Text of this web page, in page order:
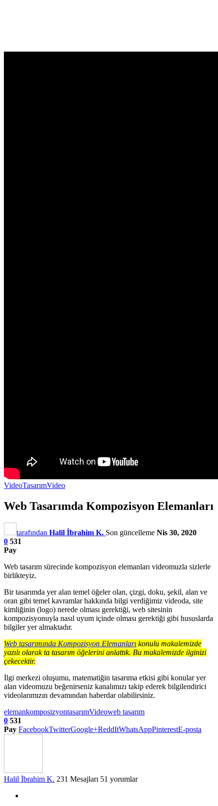
VideoTasarımVideo
Web Tasarımda Kompozisyon Elemanları
tarafından Halil İbrahim K. Son güncelleme Nis 30, 2020
0 531
Pay
Web tasarım sürecinde kompozisyon elemanları videomuzla sizlerle
birlikteyiz.
Bir tasarımda yer alan temel öğeler olan, çizgi, doku, şekil, alan ve
oran gibi temel kavramlar hakkında bilgi verdiğimiz videoda, site
kimliğinin (logo) nerede olması gerektiği, web sitesinin
kompozisyonuyla nasıl uyum içinde olması gerektiği gibi hususlarda
bilgiler yer almaktadır.
Web tasarımında Kompozisyon Elemanları konulu makalemizde
yazılı olarak ta tasarım öğelerini anlattık. Bu makalemizde ilginizi
çekecektir.
İlgi merkezi oluşumu, matematiğin tasarıma etkisi gibi konular yer
alan videomuzu beğenirseniz kanalımızı takip ederek bilgilendirici
videolarımızın devamından haberdar olabilirsiniz.
elemankomposizyontasarımVideoweb tasarım
0 531
Pay FacebookTwitterGoogle+ReddItWhatsAppPinterestE-posta
Halil İbrahim K. 231 Mesajları 51 yorumlar